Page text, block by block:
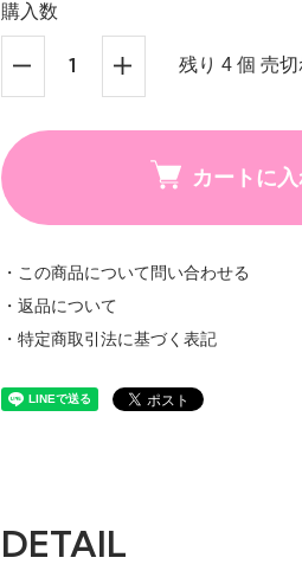
購入数
残り 4 個 売切
カートに
・この商品について問い合わせる
・返品について
・特定商取引法に基づく表記
DETAIL